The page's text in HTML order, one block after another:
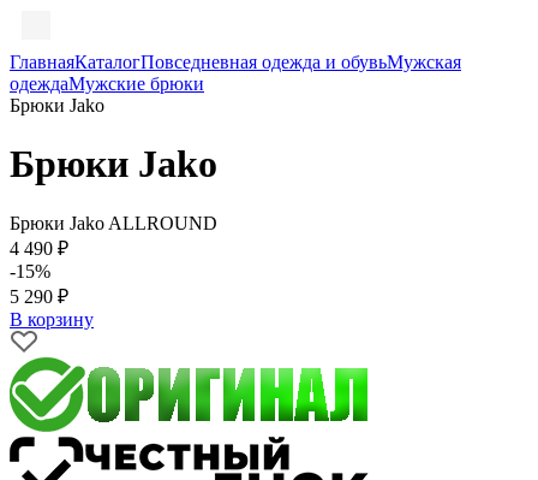
ГлавнаяКаталогПовседневная одежда и обувьМужская
одеждаМужские брюки
Брюки Jako
Брюки Jako
Брюки Jako ALLROUND
4 490 ₽
-15%
5 290 ₽
В корзину